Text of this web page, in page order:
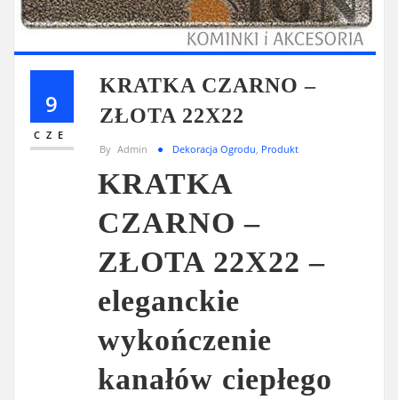
9
CZE
KRATKA CZARNO –
ZŁOTA 22X22
By Admin Dekoracja Ogrodu Produkt
KRATKA
CZARNO –
ZŁOTA 22X22 –
eleganckie
wykończenie
kanałów ciepłego